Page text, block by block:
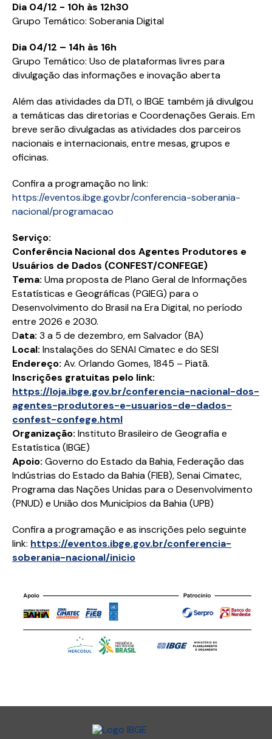
Dia 04/12 - 10h às 12h30
Grupo Temático: Soberania Digital
Dia 04/12 – 14h às 16h
Grupo Temático: Uso de plataformas livres para
divulgação das informações e inovação aberta
Além das atividades da DTI, o IBGE também já divulgou
a temáticas das diretorias e Coordenações Gerais. Em
breve serão divulgadas as atividades dos parceiros
nacionais e internacionais, entre mesas, grupos e
oficinas.
Confira a programação no link:
https://eventos.ibge.gov.br/conferencia-soberania-
nacional/programacao
Serviço:
Conferência Nacional dos Agentes Produtores e
Usuários de Dados (CONFEST/CONFEGE)
Tema: Uma proposta de Plano Geral de Informações
Estatísticas e Geográficas (PGIEG) para o
Desenvolvimento do Brasil na Era Digital, no período
entre 2026 e 2030.
Data: 3 a 5 de dezembro, em Salvador (BA)
Local: Instalações do SENAI Cimatec e do SESI
Endereço: Av. Orlando Gomes, 1845 – Piatã.
Inscrições gratuitas pelo link:
https://loja.ibge.gov.br/conferencia-nacional-dos-
agentes-produtores-e-usuarios-de-dados-
confest-confege.html
Organização: Instituto Brasileiro de Geografia e
Estatística (IBGE)
Apoio: Governo do Estado da Bahia, Federação das
Indústrias do Estado da Bahia (FIEB), Senai Cimatec,
Programa das Nações Unidas para o Desenvolvimento
(PNUD) e União dos Municípios da Bahia (UPB)
Confira a programação e as inscrições pelo seguinte
link: https://eventos.ibge.gov.br/conferencia-
soberania-nacional/inicio